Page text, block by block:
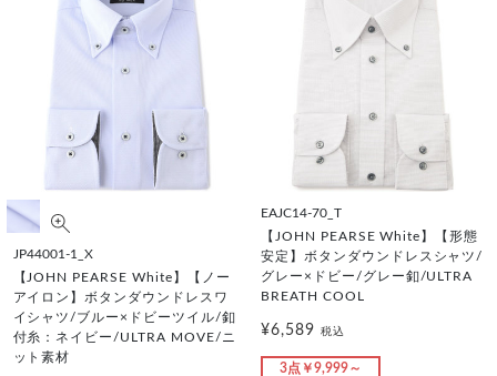
JP44001-1_X
【JOHN PEARSE White】【ノー
アイロン】ボタンダウンドレスワ
イシャツ/ブルー×ドビーツイル/釦
付糸：ネイビー/ULTRA MOVE/ニ
ット素材
EAJC14-70_T
【JOHN PEARSE White】【形態
安定】ボタンダウンドレスシャツ/
グレー×ドビー/グレー釦/ULTRA
BREATH COOL
¥6,589 税込
3点￥9,999～